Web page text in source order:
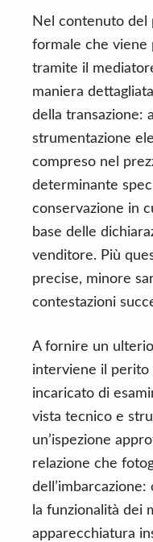
Nel contenuto del
formale che viene
tramite il
maniera
della transazione:
strumentazione
compreso nel
determinante
conservazione in
base delle
venditore. Più
precise, minore
contestazioni
A fornire un
interviene il perito
incaricato di
vista tecnico e
un’ispezione
relazione che
la funzionalità dei
apparecchiatura